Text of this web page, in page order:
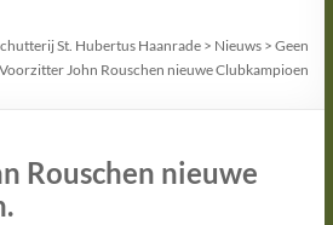
St. Hubertus Haanrade> Nieuws >Geen
Voorzitter John Rouschen nieuwe Clubkampioen
Rouschen nieuwe